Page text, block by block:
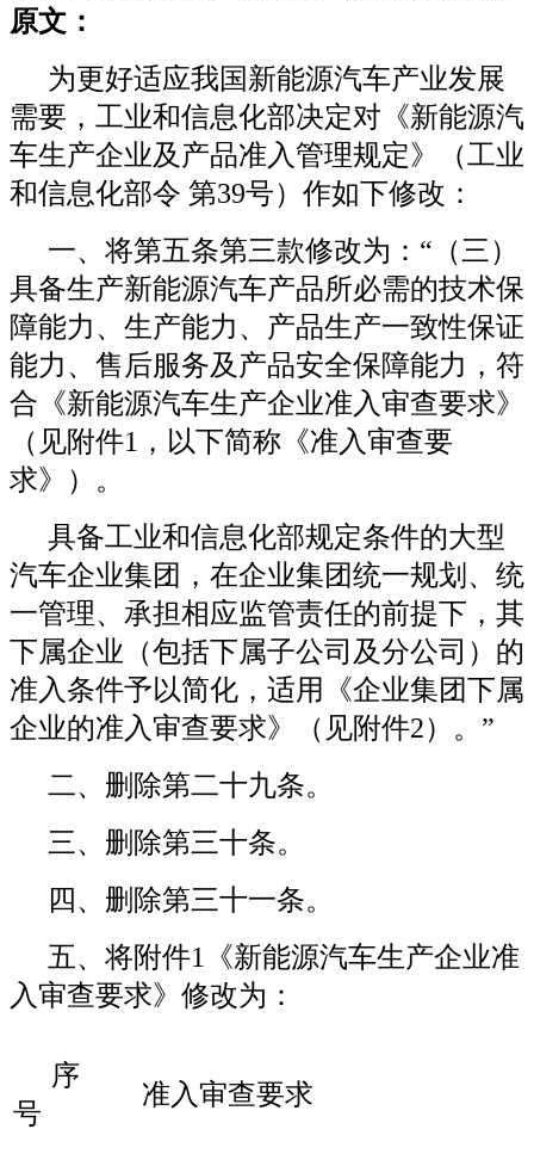
原文：
为更好适应我国新能源汽车产业发展
需要，工业和信息化部决定对《新能源汽
车生产企业及产品准入管理规定》（工业
和信息化部令 第39号）作如下修改：
一、将第五条第三款修改为：“（三）
具备生产新能源汽车产品所必需的技术保
障能力、生产能力、产品生产一致性保证
能力、售后服务及产品安全保障能力，符
合《新能源汽车生产企业准入审查要求》
（见附件1，以下简称《准入审查要
求》）。
具备工业和信息化部规定条件的大型
汽车企业集团，在企业集团统一规划、统
一管理、承担相应监管责任的前提下，其
下属企业（包括下属子公司及分公司）的
准入条件予以简化，适用《企业集团下属
企业的准入审查要求》（见附件2）。”
二、删除第二十九条。
三、删除第三十条。
四、删除第三十一条。
五、将附件1《新能源汽车生产企业准
入审查要求》修改为：
序
号
准入审查要求